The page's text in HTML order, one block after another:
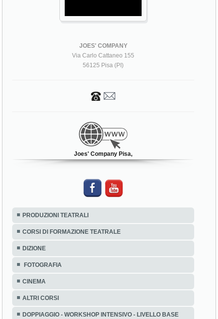
JOES' COMPANY
Via Carlo Cattaneo 155
56125 Pisa (PI)
Joes' Company Pisa,
PRODUZIONI TEATRALI
CORSI DI FORMAZIONE TEATRALE
DIZIONE
FOTOGRAFIA
CINEMA
ALTRI CORSI
DOPPIAGGIO - WORKSHOP INTENSIVO - LIVELLO BASE